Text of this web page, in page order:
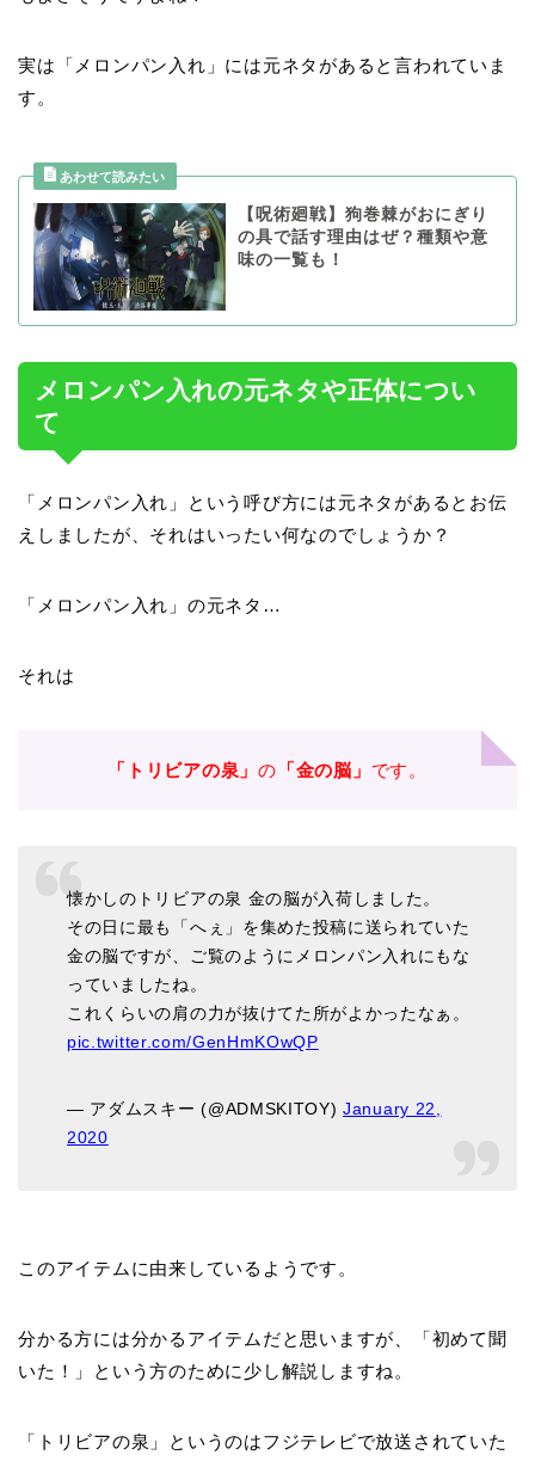
実は「メロンパン入れ」には元ネタがあると言われていま
す。
【呪術廻戦】狗巻棘がおにぎり
の具で話す理由はぜ？種類や意
味の一覧も！
メロンパン入れの元ネタや正体につい
て
「メロンパン入れ」という呼び方には元ネタがあるとお伝
えしましたが、それはいったい何なのでしょうか？
「メロンパン入れ」の元ネタ…
それは
「トリビアの泉」の 「金の脳」 です。
懐かしのトリビアの泉 金の脳が入荷しました。
その日に最も「へぇ」を集めた投稿に送られていた
金の脳ですが、ご覧のようにメロンパン入れにもな
っていましたね。
これくらいの肩の力が抜けてた所がよかったなぁ。
pic.twitter.com/GenHmKOwQP
— アダムスキー (@ADMSKITOY)January 22,
2020
このアイテムに由来しているようです。
分かる方には分かるアイテムだと思いますが、「初めて聞
いた！」という方のために少し解説しますね。
「トリビアの泉」というのはフジテレビで放送されていた